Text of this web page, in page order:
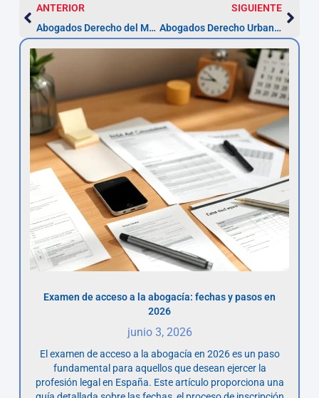
ANTERIOR
Abogados Derecho del Mercado de Valores en Cuenca
SIGUIENTE
Abogados Derecho Urbanístico en Cuenca
Examen de acceso a la abogacía: fechas y pasos en
2026
junio 3, 2026
El examen de acceso a la abogacía en 2026 es un paso
fundamental para aquellos que desean ejercer la
profesión legal en España. Este artículo proporciona una